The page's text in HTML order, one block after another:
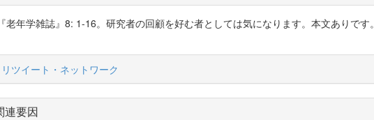
年学雑誌』8: 1-16。研究者の回顧を好む者としては気になります。本文ありです。
リツイート・ネットワーク
連要因